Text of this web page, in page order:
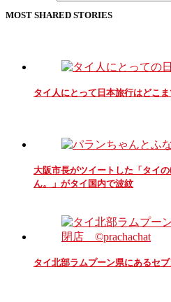
MOST SHARED STORIES
タイ人にとって日本旅行はどこ
大阪市長がツイートした「タイ
ん。」がタイ国内で波紋
タイ北部ラムプーン県にあるセ